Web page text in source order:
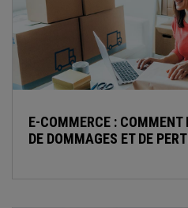
E-COMMERCE : COMMENT
DE DOMMAGES ET DE